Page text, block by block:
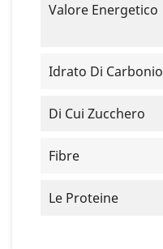
Valore Energetico
Idrato Di Carbonio
Di Cui Zucchero
Fibre
Le Proteine